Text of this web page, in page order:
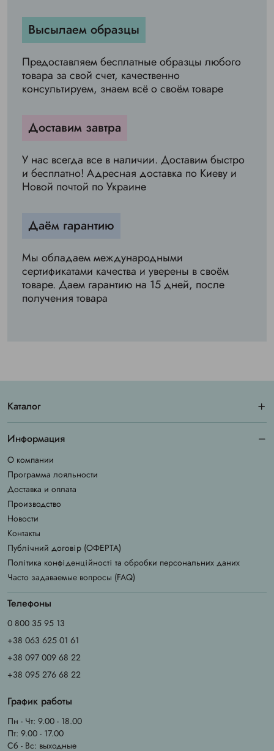
Высылаем образцы
Предоставляем бесплатные образцы любого
товара за свой счет, качественно
консультируем, знаем всё о своём товаре
Доставим завтра
У нас всегда все в наличии. Доставим быстро
и бесплатно! Адресная доставка по Киеву и
Новой почтой по Украине
Даём гарантию
Мы обладаем международными
сертификатами качества и уверены в своём
товаре. Даем гарантию на 15 дней, после
получения товара
Каталог
Информация
О компании
Программа лояльности
Доставка и оплата
Производство
Новости
Контакты
Публічний договір (ОФЕРТА)
Політика конфіденційності та обробки персональних даних
Часто задаваемые вопросы (FAQ)
Телефоны
0 800 35 95 13
+38 063 625 01 61
+38 097 009 68 22
+38 095 276 68 22
График работы
Пн - Чт: 9.00 - 18.00
Пт: 9.00 - 17.00
Сб - Вс: выходные